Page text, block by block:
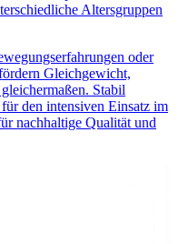
Altersgruppen
oder
Gleichgewicht,
Stabil
den intensiven Einsatz im
nachhaltige Qualität und